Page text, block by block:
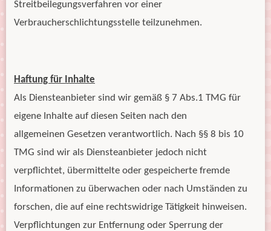
Streitbeilegungsverfahren vor einer
Verbraucherschlichtungsstelle teilzunehmen.
Haftung für Inhalte
Als Diensteanbieter sind wir gemäß § 7 Abs.1 TMG für
eigene Inhalte auf diesen Seiten nach den
allgemeinen Gesetzen verantwortlich. Nach §§ 8 bis 10
TMG sind wir als Diensteanbieter jedoch nicht
verpflichtet, übermittelte oder gespeicherte fremde
Informationen zu überwachen oder nach Umständen zu
forschen, die auf eine rechtswidrige Tätigkeit hinweisen.
Verpflichtungen zur Entfernung oder Sperrung der